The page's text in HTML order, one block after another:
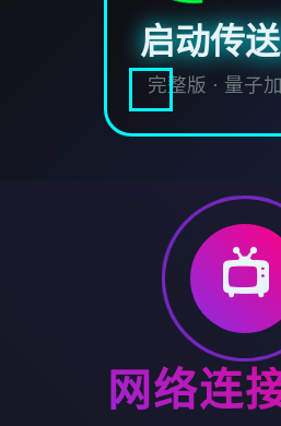
启动传
完整版 · 量子
📺
网络连